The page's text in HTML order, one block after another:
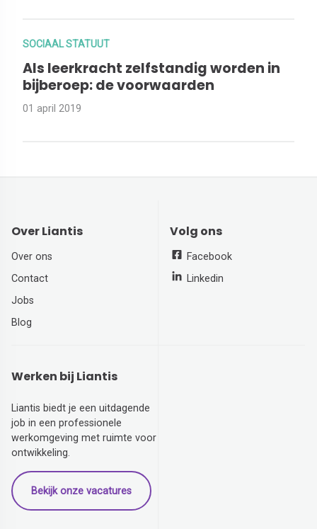
SOCIAAL STATUUT
Als leerkracht zelfstandig worden in
bijberoep: de voorwaarden
01 april 2019
Over Liantis
Over ons
Contact
Jobs
Blog
Volg ons
Facebook
Linkedin
Werken bij Liantis
Liantis biedt je een uitdagende
job in een professionele
werkomgeving met ruimte voor
ontwikkeling.
Bekijk onze vacatures